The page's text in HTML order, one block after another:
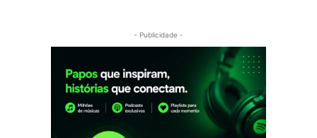
- Publicidade -